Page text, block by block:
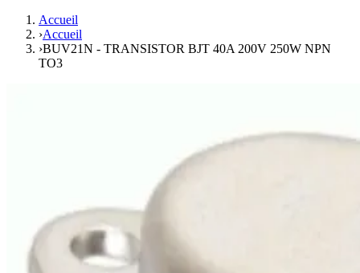
Accueil
›Accueil
›BUV21N - TRANSISTOR BJT 40A 200V 250W NPN
TO3